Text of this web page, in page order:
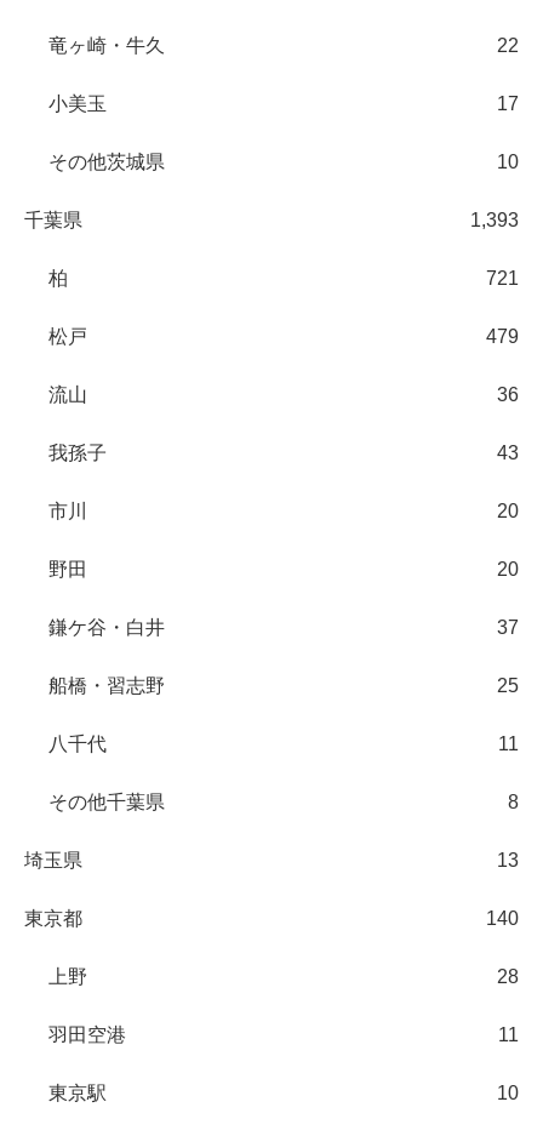
竜ヶ崎・牛久 22
小美玉 17
その他茨城県 10
千葉県 1,393
柏 721
松戸 479
流山 36
我孫子 43
市川 20
野田 20
鎌ケ谷・白井 37
船橋・習志野 25
八千代 11
その他千葉県 8
埼玉県 13
東京都 140
上野 28
羽田空港 11
東京駅 10